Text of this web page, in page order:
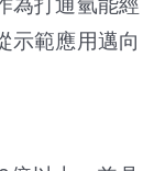
為打通氫能經
示範應用邁向